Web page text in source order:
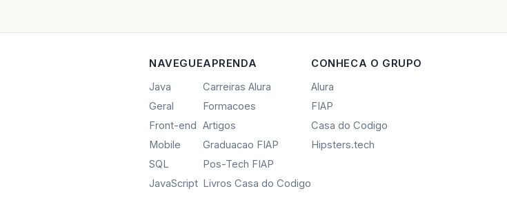
NAVEGUE
Java
Geral
Front-end
Mobile
SQL
JavaScript
APRENDA
Carreiras Alura
Formacoes
Artigos
Graduacao FIAP
Pos-Tech FIAP
Livros Casa do Codigo
CONHECA O GRUPO
Alura
FIAP
Casa do Codigo
Hipsters.tech